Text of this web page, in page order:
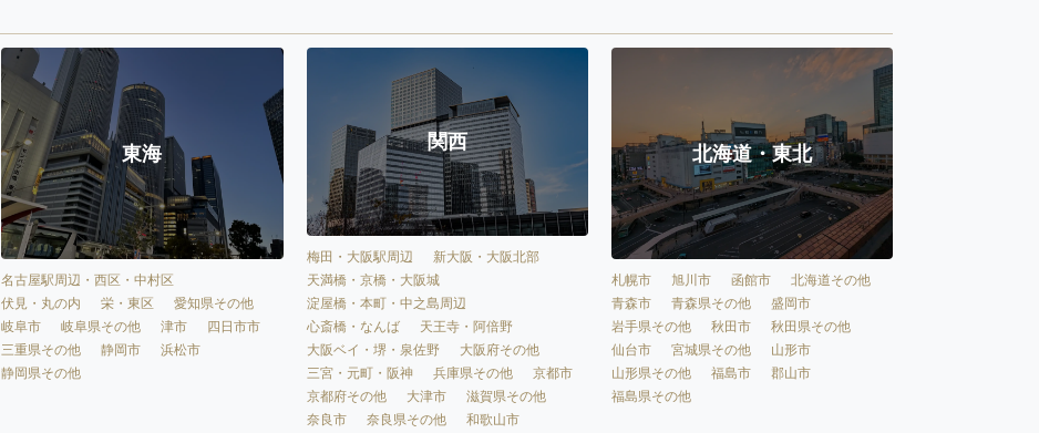
東海
名古屋駅周辺・西区・中村区
伏見・丸の内
栄・東区
愛知県その他
岐阜市
岐阜県その他 津市
四日市市
三重県その他
静岡市
浜松市
静岡県その他
関西
梅田・大阪駅周辺
新大阪・大阪北部
天満橋・京橋・大阪城
淀屋橋・本町・中之島周辺
心斎橋・なんば
天王寺・阿倍野
大阪ベイ・堺・泉佐野
大阪府その他
三宮・元町・阪神
兵庫県その他
京都市
京都府その他
大津市
滋賀県その他
奈良市
奈良県その他
和歌山市
北海道・東北
札幌市 旭川市 函館市
北海道その他
青森市
青森県その他
盛岡市
岩手県その他
秋田市
秋田県その他
仙台市
宮城県その他
山形市
山形県その他
福島市
郡山市
福島県その他